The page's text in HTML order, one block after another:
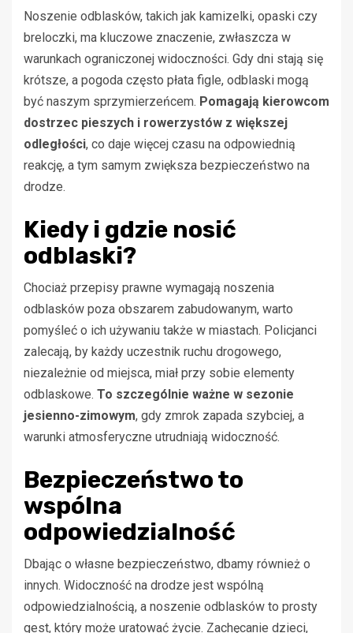
Noszenie odblasków, takich jak kamizelki, opaski czy
breloczki, ma kluczowe znaczenie, zwłaszcza w
warunkach ograniczonej widoczności. Gdy dni stają się
krótsze, a pogoda często płata figle, odblaski mogą
być naszym sprzymierzeńcem. Pomagają kierowcom
dostrzec pieszych i rowerzystów z większej
odległości, co daje więcej czasu na odpowiednią
reakcję, a tym samym zwiększa bezpieczeństwo na
drodze.
Kiedy i gdzie nosić
odblaski?
Chociaż przepisy prawne wymagają noszenia
odblasków poza obszarem zabudowanym, warto
pomyśleć o ich używaniu także w miastach. Policjanci
zalecają, by każdy uczestnik ruchu drogowego,
niezależnie od miejsca, miał przy sobie elementy
odblaskowe. To szczególnie ważne w sezonie
jesienno-zimowym, gdy zmrok zapada szybciej, a
warunki atmosferyczne utrudniają widoczność.
Bezpieczeństwo to
wspólna
odpowiedzialność
Dbając o własne bezpieczeństwo, dbamy również o
innych. Widoczność na drodze jest wspólną
odpowiedzialnością, a noszenie odblasków to prosty
gest, który może uratować życie. Zachęcanie dzieci,